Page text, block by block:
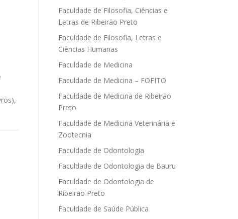
Faculdade de Filosofia, Ciências e
Letras de Ribeirão Preto
Faculdade de Filosofia, Letras e
Ciências Humanas
Faculdade de Medicina
Faculdade de Medicina – FOFITO
Faculdade de Medicina de Ribeirão
Preto
Faculdade de Medicina Veterinária e
Zootecnia
Faculdade de Odontologia
Faculdade de Odontologia de Bauru
Faculdade de Odontologia de
Ribeirão Preto
Faculdade de Saúde Pública